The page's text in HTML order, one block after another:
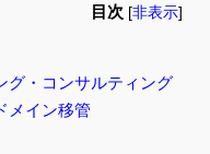
目次 [非表示]
グ・コンサルティング
メイン移管